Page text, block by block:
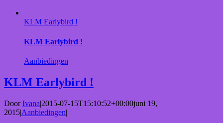
KLM Earlybird !
KLM Earlybird !
Aanbiedingen
KLM Earlybird !
DoorIvana|2015-07-15T15:10:52+00:00juni 19,
2015|Aanbiedingen|